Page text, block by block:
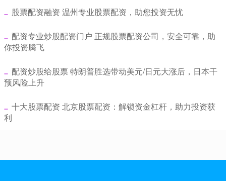
​股票配资融资 温州专业股票配资，助您投资无忧
​配资专业炒股配资门户 正规股票配资公司，安全可靠，助
你投资腾飞
​配资炒股给股票 特朗普胜选带动美元/日元大涨后，日本干
预风险上升
​十大股票配资 北京股票配资：解锁资金杠杆，助力投资获
利